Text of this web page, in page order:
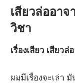
เสียวล่ออา
วิชา
เรื่องเสียว เสียว
ผมมีเรื่องจะเล่า